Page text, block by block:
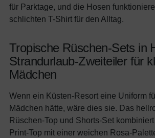
für Parktage, und die Hosen
schlichten T-Shirt für den Alltag.
Tropische Rüschen-Sets in
Strandurlaub-Zweiteiler für
Mädchen
Wenn ein Küsten-Resort eine Uniform
Mädchen hätte, wäre dies sie. Das
Rüschen-Top und Shorts-Set
Print-Top mit einer weichen Rosa-